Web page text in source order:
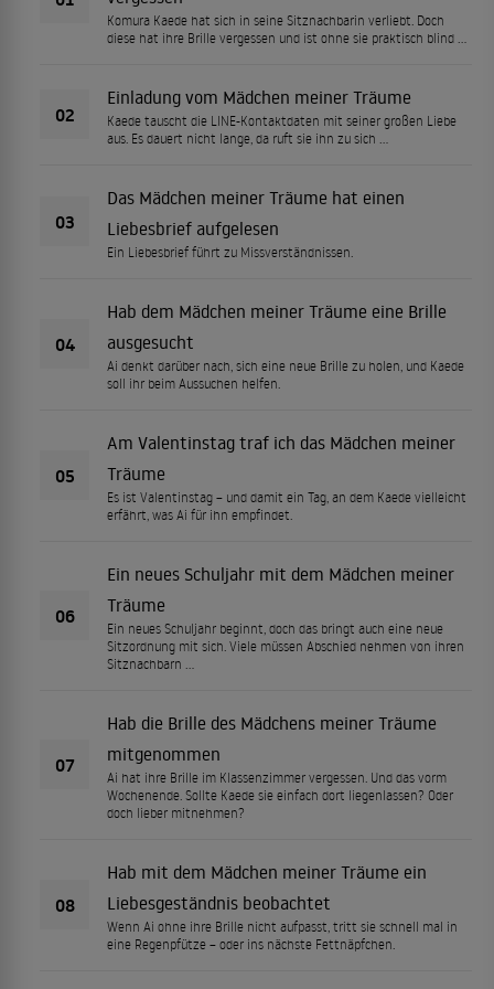
Komura Kaede hat sich in seine Sitznachbarin verliebt. Doch
diese hat ihre Brille vergessen und ist ohne sie praktisch blind …
02
Einladung vom Mädchen meiner Träume
Kaede tauscht die LINE-Kontaktdaten mit seiner großen Liebe
aus. Es dauert nicht lange, da ruft sie ihn zu sich …
03
Das Mädchen meiner Träume hat einen
Liebesbrief aufgelesen
Ein Liebesbrief führt zu Missverständnissen.
04
Hab dem Mädchen meiner Träume eine Brille
ausgesucht
Ai denkt darüber nach, sich eine neue Brille zu holen, und Kaede
soll ihr beim Aussuchen helfen.
05
Am Valentinstag traf ich das Mädchen meiner
Träume
Es ist Valentinstag – und damit ein Tag, an dem Kaede vielleicht
erfährt, was Ai für ihn empfindet.
06
Ein neues Schuljahr mit dem Mädchen meiner
Träume
Ein neues Schuljahr beginnt, doch das bringt auch eine neue
Sitzordnung mit sich. Viele müssen Abschied nehmen von ihren
Sitznachbarn …
07
Hab die Brille des Mädchens meiner Träume
mitgenommen
Ai hat ihre Brille im Klassenzimmer vergessen. Und das vorm
Wochenende. Sollte Kaede sie einfach dort liegenlassen? Oder
doch lieber mitnehmen?
08
Hab mit dem Mädchen meiner Träume ein
Liebesgeständnis beobachtet
Wenn Ai ohne ihre Brille nicht aufpasst, tritt sie schnell mal in
eine Regenpfütze – oder ins nächste Fettnäpfchen.